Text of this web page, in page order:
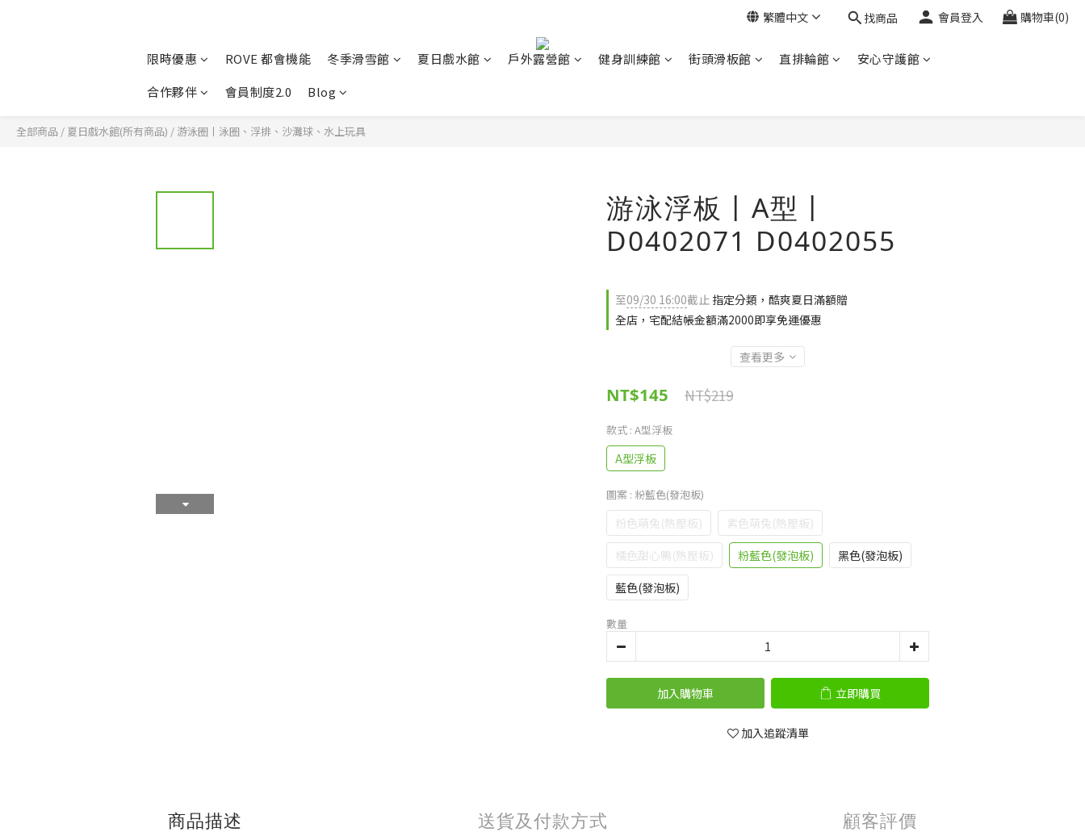
繁體中文 找商品 會員登入 購物車(0)
限時優惠 ROVE 都會機能 冬季滑雪館 夏日戲水館 戶外露營館 健身訓練館 街頭滑板館 直排輪館
安心守護館
合作夥伴
會員制度2.0 Blog
全部商品 / 夏日戲水館(所有商品) / 游泳圈丨泳圈、浮排、沙灘球、水上玩具
游泳浮板丨A型丨
D0402071 D0402055
至09/30 16:00截止 指定分類，酷爽夏日滿額贈
全店，宅配結帳金額滿2000即享免運優惠
查看更多
NT$219
NT$145
款式 : A型浮板
A型浮板
圖案 : 粉藍色(發泡板)
粉色萌兔(熱壓板)
紫色萌兔(熱壓板)
橘色甜心鴨(熱壓板)
粉藍色(發泡板)
黑色(發泡板)
藍色(發泡板)
數量
加入購物車 立即購買
加入追蹤清單
商品描述 送貨及付款方式 顧客評價